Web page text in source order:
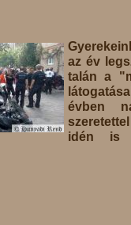
az év
talán a
évben
idén is